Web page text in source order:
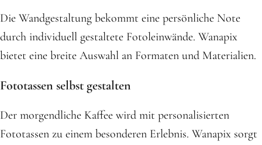
Die Wandgestaltung bekommt eine persönliche Note
durch individuell gestaltete Fotoleinwände. Wanapix
bietet eine breite Auswahl an Formaten und Materialien.
Fototassen selbst gestalten
Der morgendliche Kaffee wird mit personalisierten
Fototassen zu einem besonderen Erlebnis. Wanapix sorgt